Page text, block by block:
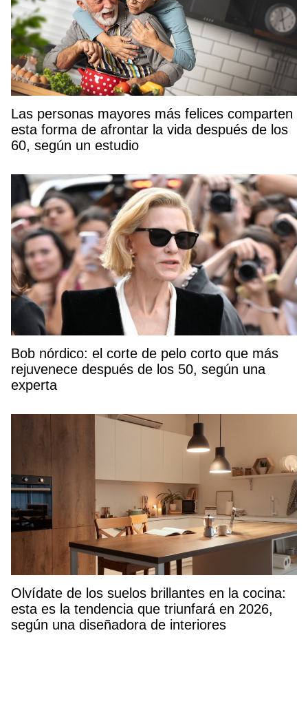
Las personas mayores más felices comparten
esta forma de afrontar la vida después de los
60, según un estudio
Bob nórdico: el corte de pelo corto que más
rejuvenece después de los 50, según una
experta
Olvídate de los suelos brillantes en la cocina:
esta es la tendencia que triunfará en 2026,
según una diseñadora de interiores